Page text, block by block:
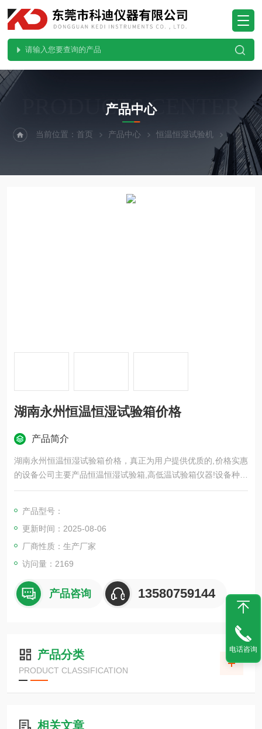
PRODUCTS CENTER
产品中心
当前位置：首页 产品中心 恒温恒湿试验机 可程式
湖南永州恒温恒湿试验箱价格
产品简介
湖南永州恒温恒湿试验箱价格，真正为用户提供优质的,价格实惠
的设备公司主要产品恒温恒湿试验箱,高低温试验箱仪器!设备种类
多,供货量足,产品配套*, 让您省心省时更省钱。
产品型号：
更新时间：2025-08-06
厂商性质：生产厂家
访问量：2169
产品咨询 13580759144
产品分类
PRODUCT CLASSIFICATION
相关文章
电话咨询